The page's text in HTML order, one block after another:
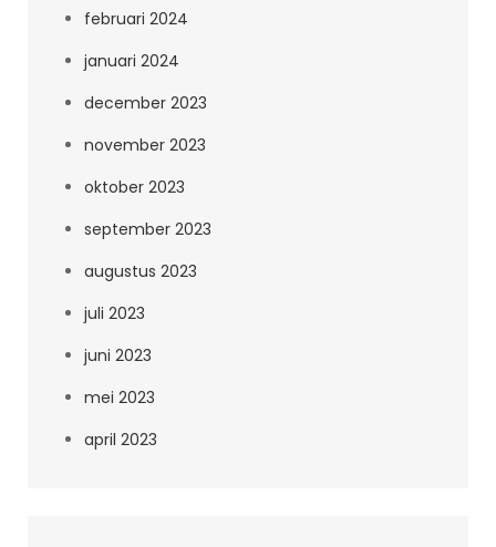
februari 2024
januari 2024
december 2023
november 2023
oktober 2023
september 2023
augustus 2023
juli 2023
juni 2023
mei 2023
april 2023